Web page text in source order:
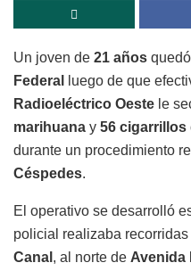
Un joven de 21 años
Federal
luego de que
Radioeléctrico Oeste le
marihuana y 56 cigarrillos
durante un procedimiento
Céspedes.
El operativo se desarrolló
policial realizaba
Canal , al norte de Avenida